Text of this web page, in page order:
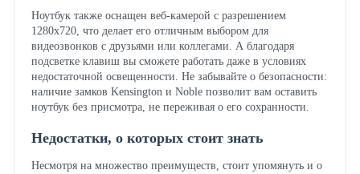
Ноутбук также оснащен веб-камерой с разрешением
1280x720, что делает его отличным выбором для
видеозвонков с друзьями или коллегами. А благодаря
подсветке клавиш вы сможете работать даже в условиях
недостаточной освещенности. Не забывайте о безопасности:
наличие замков Kensington и Noble позволит вам оставить
ноутбук без присмотра, не переживая о его сохранности.
Недостатки, о которых стоит знать
Несмотря на множество преимуществ, стоит упомянуть и о